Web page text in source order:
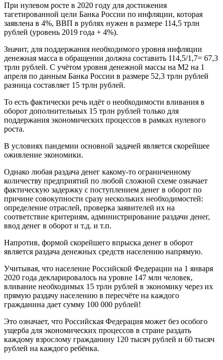
При нулевом росте в 2020 году для достижения
тагетированной цели Банка России по инфляции, которая
заявлена в 4%, ВВП в рублях нужен в размере 114,5 трлн
рублей (уровень 2019 года + 4%).
Значит, для поддержания необходимого уровня инфляции
денежная масса в обращении должна составить 114,5/1,7= 67,3
трлн рублей. С учётом уровня денежной массы на М2 на 1
апреля по данным Банка России в размере 52,3 трлн рублей
разница составляет 15 трлн рублей.
То есть фактически речь идёт о необходимости вливания в
оборот дополнительных 15 трлн рублей только для
поддержания экономических процессов в рамках нулевого
роста.
В условиях пандемии основной задачей является скорейшее
оживление экономики.
Однако любая раздача денег какому-то ограниченному
количеству предприятий по любой сложной схеме означает
фактическую задержку с поступлением денег в оборот по
причине совокупности сразу нескольких необходимостей:
определение отраслей, проверка заявителей их на
соответствие критериям, администрирование раздачи денег,
ввод денег в оборот и т.д. и т.п.
Напротив, формой скорейшего впрыска денег в оборот
является раздача денежных средств населению напрямую.
Учитывая, что население Российской Федерации на 1 января
2020 года декларировалось на уровне 147 млн человек,
вливание необходимых 15 трлн рублей в экономику через их
прямую раздачу населению в пересчёте на каждого
гражданина дает сумму 100 000 рублей!
Это означает, что Российская Федерация может без особого
ущерба для экономических процессов в стране раздать
каждому взрослому гражданину 120 тысяч рублей и 60 тысяч
рублей на каждого ребёнка.